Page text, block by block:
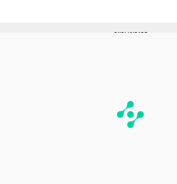
PUBLICIDADE